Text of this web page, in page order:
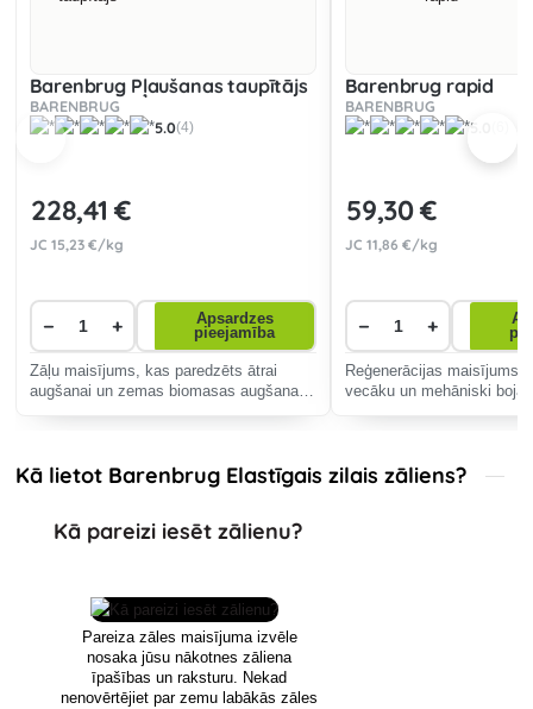
Barenbrug Pļaušanas taupītājs
BARENBRUG
5.0(4)
228,41 €
JC15,23 €/kg
− +
Apsardzes
pieejamība
Zāļu maisījums, kas paredzēts ātrai
augšanai un zemas biomasas augšanai.
nepiecieša
Barenbrug rapid
BARENBRUG
5.0
59,30 €
JC11,86 €/kg
− +
Reģenerācijas maisījums,
vecāku un mehāniski
Kā lietot Barenbrug Elastīgais zilais zāliens?
Kā pareizi iesēt zālienu?
Pareiza zāles maisījuma izvēle
nosaka jūsu nākotnes zāliena
īpašības un raksturu. Nekad
nenovērtējiet par zemu labākās zāles